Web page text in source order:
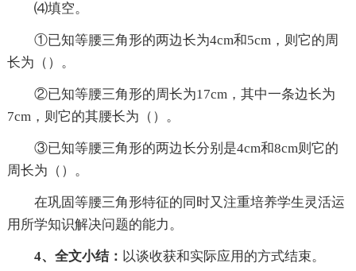
⑷填空。
①已知等腰三角形的两边长为4cm和5cm，则它的周
长为（）。
②已知等腰三角形的周长为17cm，其中一条边长为
7cm，则它的其腰长为（）。
③已知等腰三角形的两边长分别是4cm和8cm则它的
周长为（）。
在巩固等腰三角形特征的同时又注重培养学生灵活运
用所学知识解决问题的能力。
4、全文小结： 以谈收获和实际应用的方式结束。